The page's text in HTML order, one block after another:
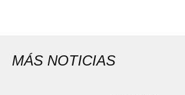
MÁS NOTICIAS